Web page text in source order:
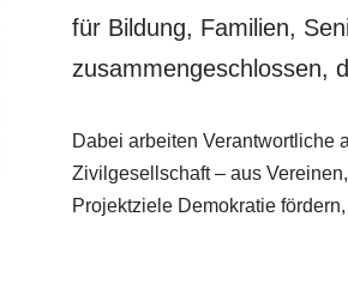
für Bildung, Familien,
zusammengeschlossen,
Dabei arbeiten Verantwortliche
Zivilgesellschaft – aus
Projektziele Demokratie